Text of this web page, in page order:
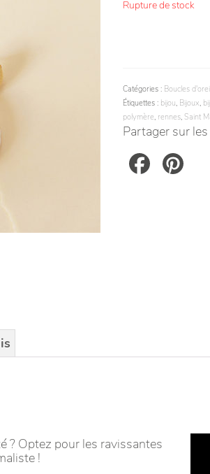
Rupture de stock
Catégories : Boucles
Étiquettes : bijou, Bijoux,
polymère, rennes, Saint
Partager sur
Facebook
? Optez pour les ravissantes
!